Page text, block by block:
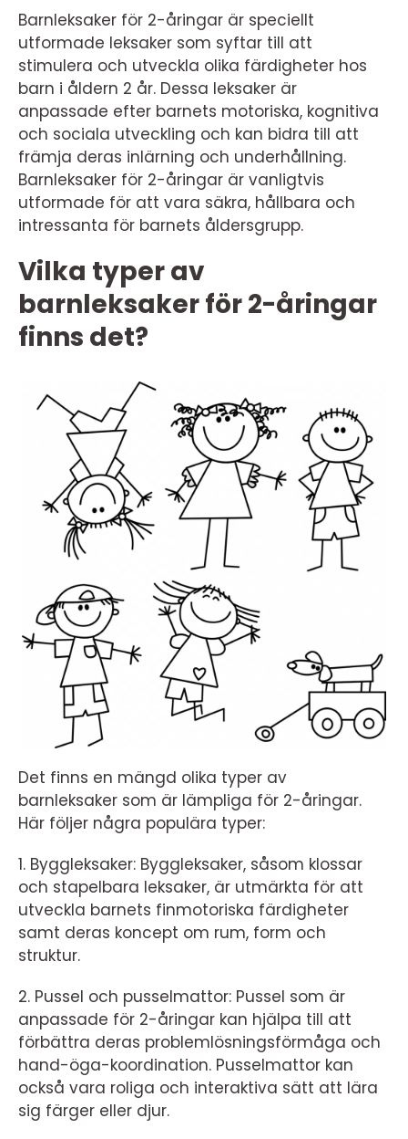
Barnleksaker för 2-åringar är speciellt
utformade leksaker som syftar till att
stimulera och utveckla olika färdigheter hos
barn i åldern 2 år. Dessa leksaker är
anpassade efter barnets motoriska, kognitiva
och sociala utveckling och kan bidra till att
främja deras inlärning och underhållning.
Barnleksaker för 2-åringar är vanligtvis
utformade för att vara säkra, hållbara och
intressanta för barnets åldersgrupp.
Vilka typer av
barnleksaker för 2-åringar
finns det?
Det finns en mängd olika typer av
barnleksaker som är lämpliga för 2-åringar.
Här följer några populära typer:
1. Byggleksaker: Byggleksaker, såsom klossar
och stapelbara leksaker, är utmärkta för att
utveckla barnets finmotoriska färdigheter
samt deras koncept om rum, form och
struktur.
2. Pussel och pusselmattor: Pussel som är
anpassade för 2-åringar kan hjälpa till att
förbättra deras problemlösningsförmåga och
hand-öga-koordination. Pusselmattor kan
också vara roliga och interaktiva sätt att lära
sig färger eller djur.